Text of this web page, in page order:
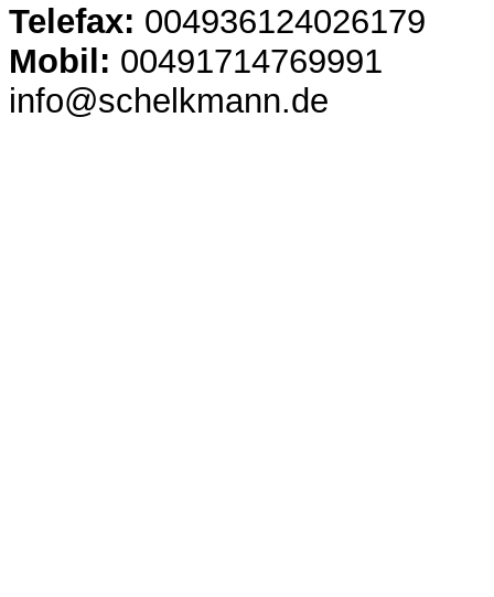
Telefax: 004936124026179
Mobil: 00491714769991
info@schelkmann.de